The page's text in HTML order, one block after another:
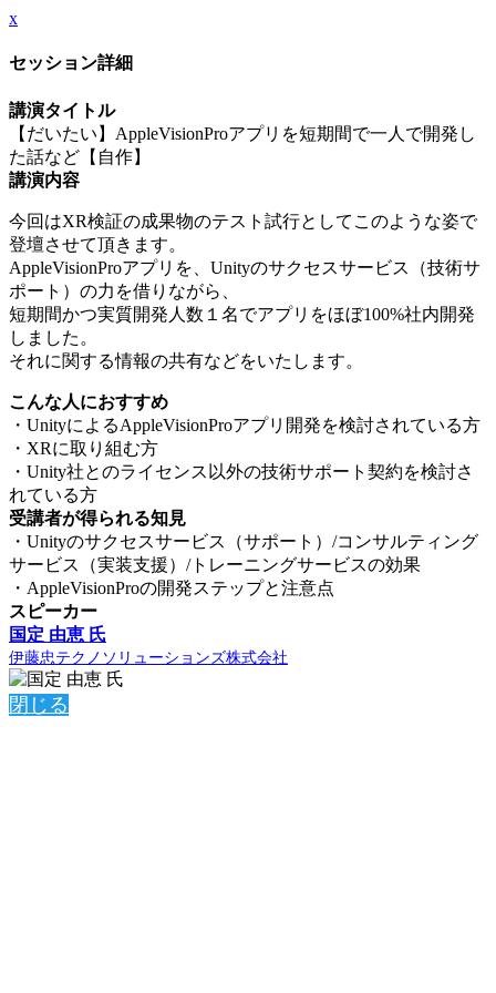
x
セッション詳細
講演タイトル
【だいたい】AppleVisionProアプリを短期間で一人で開発し
た話など【自作】
講演内容
今回はXR検証の成果物のテスト試行としてこのような姿で
登壇させて頂きます。
AppleVisionProアプリを、Unityのサクセスサービス（技術サ
ポート）の力を借りながら、
短期間かつ実質開発人数１名でアプリをほぼ100%社内開発
しました。
それに関する情報の共有などをいたします。
こんな人におすすめ
・UnityによるAppleVisionProアプリ開発を検討されている方
・XRに取り組む方
・Unity社とのライセンス以外の技術サポート契約を検討さ
れている方
受講者が得られる知見
・Unityのサクセスサービス（サポート）/コンサルティング
サービス（実装支援）/トレーニングサービスの効果
・AppleVisionProの開発ステップと注意点
スピーカー
国定 由恵 氏
伊藤忠テクノソリューションズ株式会社
閉じる